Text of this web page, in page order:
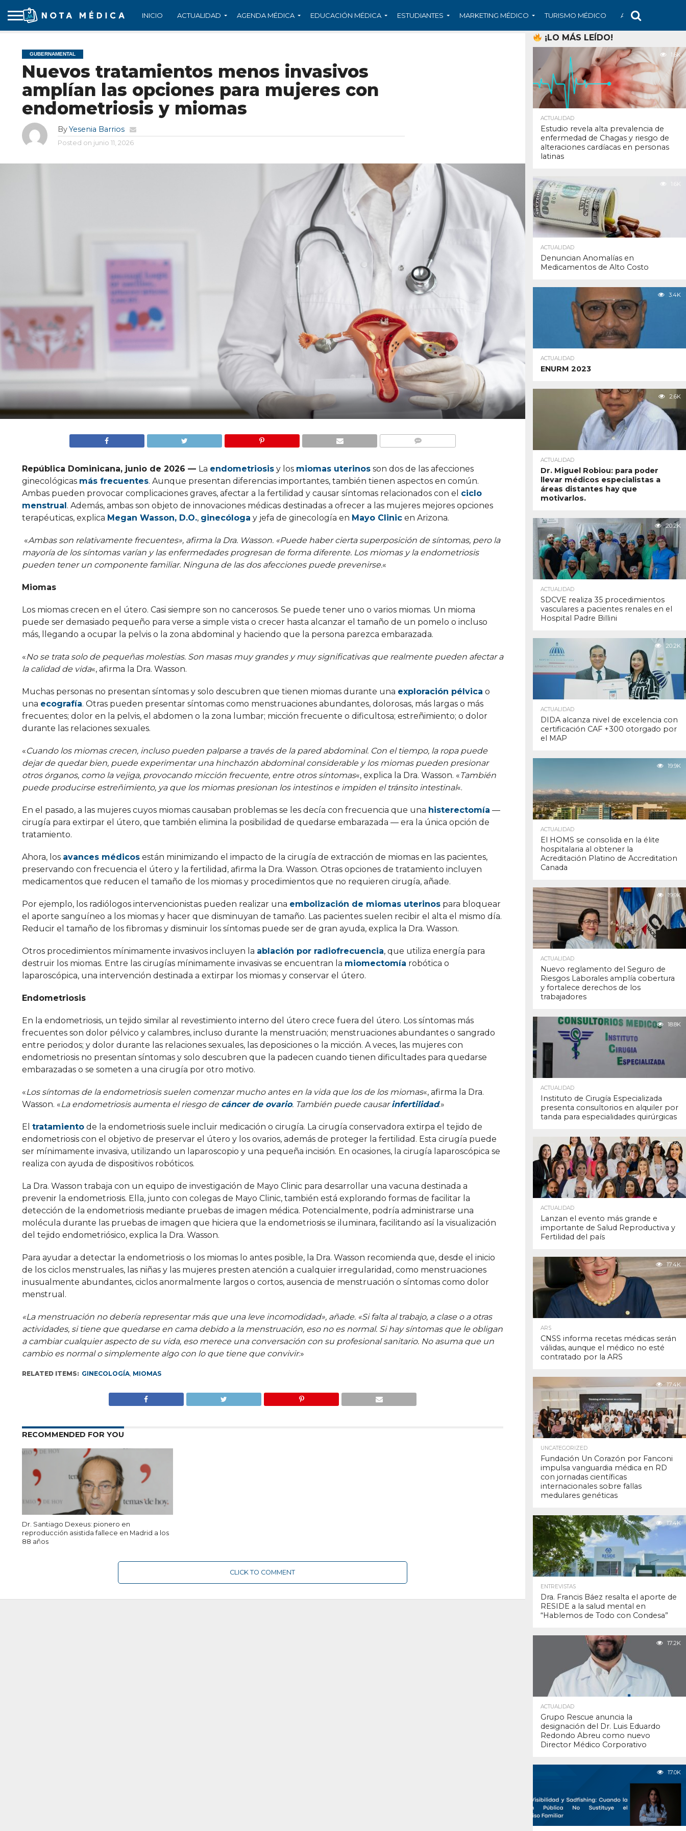
INICIO ACTUALIDAD AGENDA MÉDICA EDUCACIÓN MÉDICA ESTUDIANTES MARKETING MÉDICO TURISMO MÉDICO ARS
GUBERNAMENTAL
Nuevos tratamientos menos invasivos
amplían las opciones para mujeres con
endometriosis y miomas
ByYesenia Barrios
Posted on junio 11, 2026
República Dominicana, junio de 2026 — La endometriosisy los miomas uterinosson dos de las afecciones
ginecológicas más frecuentes. Aunque presentan diferencias importantes, también tienen aspectos en común.
Ambas pueden provocar complicaciones graves, afectar a la fertilidad y causar síntomas relacionados con el ciclo
menstrual. Además, ambas son objeto de innovaciones médicas destinadas a ofrecer a las mujeres mejores opciones
terapéuticas, explica Megan Wasson, D.O., ginecóloga y jefa de ginecología en Mayo Clinicen Arizona.
«Ambas son relativamente frecuentes», afirma la Dra. Wasson. «Puede haber cierta superposición de síntomas, pero la
mayoría de los síntomas varían y las enfermedades progresan de forma diferente. Los miomas y la endometriosis
pueden tener un componente familiar. Ninguna de las dos afecciones puede prevenirse.«
Miomas
Los miomas crecen en el útero. Casi siempre son no cancerosos. Se puede tener uno o varios miomas. Un mioma
puede ser demasiado pequeño para verse a simple vista o crecer hasta alcanzar el tamaño de un pomelo o incluso
más, llegando a ocupar la pelvis o la zona abdominal y haciendo que la persona parezca embarazada.
«No se trata solo de pequeñas molestias. Son masas muy grandes y muy significativas que realmente pueden afectar a
la calidad de vida«, afirma la Dra. Wasson.
Muchas personas no presentan síntomas y solo descubren que tienen miomas durante una exploración pélvica o
una ecografía. Otras pueden presentar síntomas como menstruaciones abundantes, dolorosas, más largas o más
frecuentes; dolor en la pelvis, el abdomen o la zona lumbar; micción frecuente o dificultosa; estreñimiento; o dolor
durante las relaciones sexuales.
«Cuando los miomas crecen, incluso pueden palparse a través de la pared abdominal. Con el tiempo, la ropa puede
dejar de quedar bien, puede experimentar una hinchazón abdominal considerable y los miomas pueden presionar
otros órganos, como la vejiga, provocando micción frecuente, entre otros síntomas«, explica la Dra. Wasson. «También
puede producirse estreñimiento, ya que los miomas presionan los intestinos e impiden el tránsito intestinal«.
En el pasado, a las mujeres cuyos miomas causaban problemas se les decía con frecuencia que una histerectomía —
cirugía para extirpar el útero, que también elimina la posibilidad de quedarse embarazada — era la única opción de
tratamiento.
Ahora, los avances médicosestán minimizando el impacto de la cirugía de extracción de miomas en las pacientes,
preservando con frecuencia el útero y la fertilidad, afirma la Dra. Wasson. Otras opciones de tratamiento incluyen
medicamentos que reducen el tamaño de los miomas y procedimientos que no requieren cirugía, añade.
Por ejemplo, los radiólogos intervencionistas pueden realizar una embolización de miomas uterinospara bloquear
el aporte sanguíneo a los miomas y hacer que disminuyan de tamaño. Las pacientes suelen recibir el alta el mismo día.
Reducir el tamaño de los fibromas y disminuir los síntomas puede ser de gran ayuda, explica la Dra. Wasson.
Otros procedimientos mínimamente invasivos incluyen la ablación por radiofrecuencia, que utiliza energía para
destruir los miomas. Entre las cirugías mínimamente invasivas se encuentran la miomectomía robótica o
laparoscópica, una intervención destinada a extirpar los miomas y conservar el útero.
Endometriosis
En la endometriosis, un tejido similar al revestimiento interno del útero crece fuera del útero. Los síntomas más
frecuentes son dolor pélvico y calambres, incluso durante la menstruación; menstruaciones abundantes o sangrado
entre periodos; y dolor durante las relaciones sexuales, las deposiciones o la micción. A veces, las mujeres con
endometriosis no presentan síntomas y solo descubren que la padecen cuando tienen dificultades para quedarse
embarazadas o se someten a una cirugía por otro motivo.
«Los síntomas de la endometriosis suelen comenzar mucho antes en la vida que los de los miomas«, afirma la Dra.
Wasson. «La endometriosis aumenta el riesgo de cáncer de ovario. También puede causarinfertilidad.»
El tratamientode la endometriosis suele incluir medicación o cirugía. La cirugía conservadora extirpa el tejido de
endometriosis con el objetivo de preservar el útero y los ovarios, además de proteger la fertilidad. Esta cirugía puede
ser mínimamente invasiva, utilizando un laparoscopio y una pequeña incisión. En ocasiones, la cirugía laparoscópica se
realiza con ayuda de dispositivos robóticos.
La Dra. Wasson trabaja con un equipo de investigación de Mayo Clinic para desarrollar una vacuna destinada a
prevenir la endometriosis. Ella, junto con colegas de Mayo Clinic, también está explorando formas de facilitar la
detección de la endometriosis mediante pruebas de imagen médica. Potencialmente, podría administrarse una
molécula durante las pruebas de imagen que hiciera que la endometriosis se iluminara, facilitando así la visualización
del tejido endometriósico, explica la Dra. Wasson.
Para ayudar a detectar la endometriosis o los miomas lo antes posible, la Dra. Wasson recomienda que, desde el inicio
de los ciclos menstruales, las niñas y las mujeres presten atención a cualquier irregularidad, como menstruaciones
inusualmente abundantes, ciclos anormalmente largos o cortos, ausencia de menstruación o síntomas como dolor
menstrual.
«La menstruación no debería representar más que una leve incomodidad», añade. «Si falta al trabajo, a clase o a otras
actividades, si tiene que quedarse en cama debido a la menstruación, eso no es normal. Sihay síntomas que le obligan
a cambiar cualquier aspecto de su vida, eso merece una conversación con su profesional sanitario. No asuma que un
cambio es normal o simplemente algo con lo que tiene que convivir.»
RELATED ITEMS: GINECOLOGÍA, MIOMAS
RECOMMENDED FOR YOU
Dr. Santiago Dexeus: pionero en
reproducción asistida fallece en Madrid a los
88 años
CLICK TO COMMENT
¡LO MÁS LEÍDO!
1.6K
ACTUALIDAD
Estudio revela alta prevalencia de
enfermedad de Chagas y riesgo de
alteraciones cardíacas en personas
latinas
1.6K
ACTUALIDAD
Denuncian Anomalías en
Medicamentos de Alto Costo
3.4K
ACTUALIDAD
ENURM 2023
2.6K
ACTUALIDAD
Dr. Miguel Robiou: para poder
llevar médicos especialistas a
áreas distantes hay que
motivarlos.
20.2K
ACTUALIDAD
SDCVE realiza 35 procedimientos
vasculares a pacientes renales en el
Hospital Padre Billini
20.2K
ACTUALIDAD
DIDA alcanza nivel de excelencia con
certificación CAF +300 otorgado por
el MAP
19.9K
ACTUALIDAD
El HOMS se consolida en la élite
hospitalaria al obtener la
Acreditación Platino de Accreditation
Canada
19.9K
ACTUALIDAD
Nuevo reglamento del Seguro de
Riesgos Laborales amplía cobertura
y fortalece derechos de los
trabajadores
18.8K
ACTUALIDAD
Instituto de Cirugía Especializada
presenta consultorios en alquiler por
tanda para especialidades quirúrgicas
17.9K
ACTUALIDAD
Lanzan el evento más grande e
importante de Salud Reproductiva y
Fertilidad del país
17.4K
ARS
CNSS informa recetas médicas serán
válidas, aunque el médico no esté
contratado por la ARS
17.4K
UNCATEGORIZED
Fundación Un Corazón por Fanconi
impulsa vanguardia médica en RD
con jornadas científicas
internacionales sobre fallas
medulares genéticas
17.4K
ENTREVISTAS
Dra. Francis Báez resalta el aporte de
RESIDE a la salud mental en
“Hablemos de Todo con Condesa”
17.2K
ACTUALIDAD
Grupo Rescue anuncia la
designación del Dr. Luis Eduardo
Redondo Abreu como nuevo
Director Médico Corporativo
17.0K